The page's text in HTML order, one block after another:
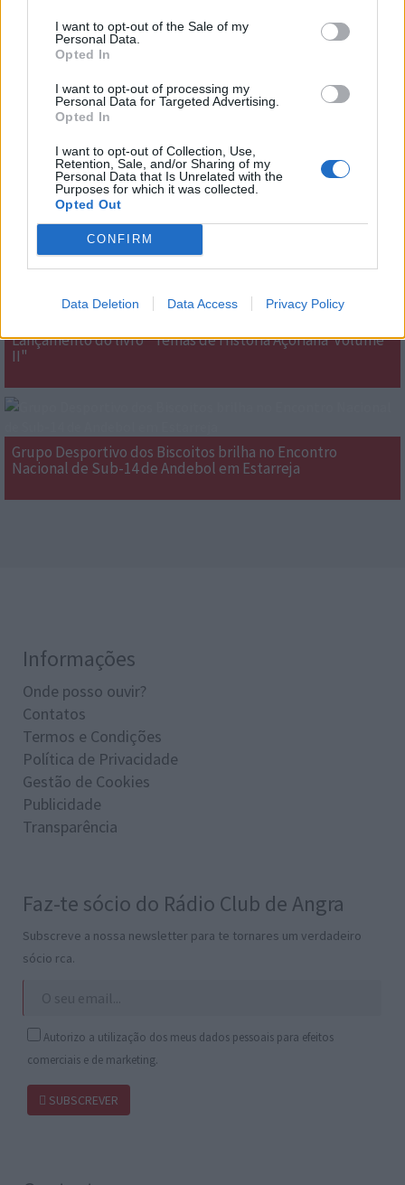
I want to opt-out of the Sale of my
Personal Data.
Opted In
I want to opt-out of processing my
Personal Data for Targeted Advertising.
Opted In
I want to opt-out of Collection, Use,
Retention, Sale, and/or Sharing of my
Personal Data that Is Unrelated with the
Purposes for which it was collected.
Opted Out
CONFIRM
Data Deletion Data Access Privacy Policy
programas
EMISSÃO ONLINE
Formação em Psicologia do Desporto
Lançamento do livro "Temas de História Açoriana  Volume
II"
Grupo Desportivo dos Biscoitos brilha no Encontro
Nacional de Sub-14 de Andebol em Estarreja
Informações
Onde posso ouvir?
Contatos
Termos e Condições
Política de Privacidade
Gestão de Cookies
Publicidade
Transparência
Faz-te sócio do Rádio Club de Angra
Subscreve a nossa newsletter para te tornares um verdadeiro
sócio rca.
Autorizo a utilização dos meus dados pessoais para efeitos
comerciais e de marketing.
SUBSCREVER